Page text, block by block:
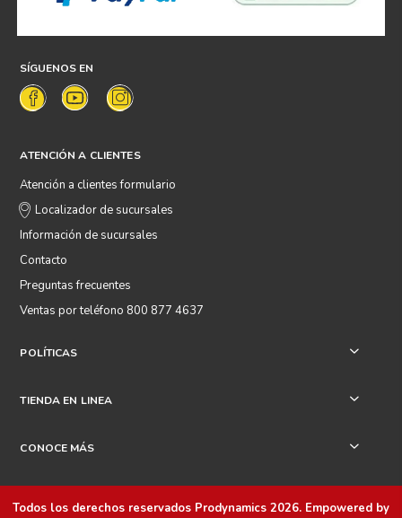
SÍGUENOS EN
ATENCIÓN A CLIENTES
Atención a clientes formulario
Localizador de sucursales
Información de sucursales
Contacto
Preguntas frecuentes
Ventas por teléfono 800 877 4637
POLÍTICAS +
TIENDA EN LINEA +
CONOCE MÁS +
Todos los derechos reservados Prodynamics 2026. Empowered by